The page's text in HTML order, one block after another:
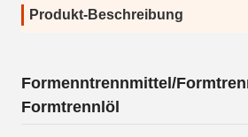
Produkt-Beschreibung
Formenntrennmittel/
Formtrennlöl